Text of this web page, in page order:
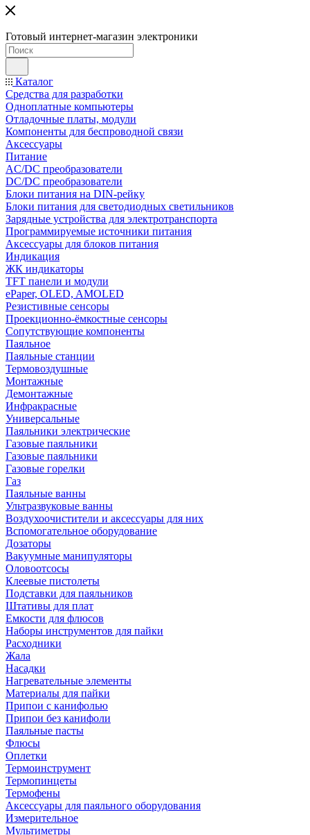
Готовый интернет-магазин электроники
Каталог
Средства для разработки
Одноплатные компьютеры
Отладочные платы, модули
Компоненты для беспроводной связи
Аксессуары
Питание
AC/DC преобразователи
DC/DC преобразователи
Блоки питания на DIN-рейку
Блоки питания для светодиодных светильников
Зарядные устройства для электротранспорта
Программируемые источники питания
Аксессуары для блоков питания
Индикация
ЖК индикаторы
TFT панели и модули
ePaper, OLED, AMOLED
Резистивные сенсоры
Проекционно-ёмкостные сенсоры
Сопутствующие компоненты
Паяльное
Паяльные станции
Термовоздушные
Монтажные
Демонтажные
Инфракрасные
Универсальные
Паяльники электрические
Газовые паяльники
Газовые паяльники
Газовые горелки
Газ
Паяльные ванны
Ультразвуковые ванны
Воздухоочистители и аксессуары для них
Вспомогательное оборудование
Дозаторы
Вакуумные манипуляторы
Оловоотсосы
Клеевые пистолеты
Подставки для паяльников
Штативы для плат
Емкости для флюсов
Наборы инструментов для пайки
Расходники
Жала
Насадки
Нагревательные элементы
Материалы для пайки
Припои с канифолью
Припои без канифоли
Паяльные пасты
Флюсы
Оплетки
Термоинструмент
Термопинцеты
Термофены
Аксессуары для паяльного оборудования
Измерительное
Мультиметры